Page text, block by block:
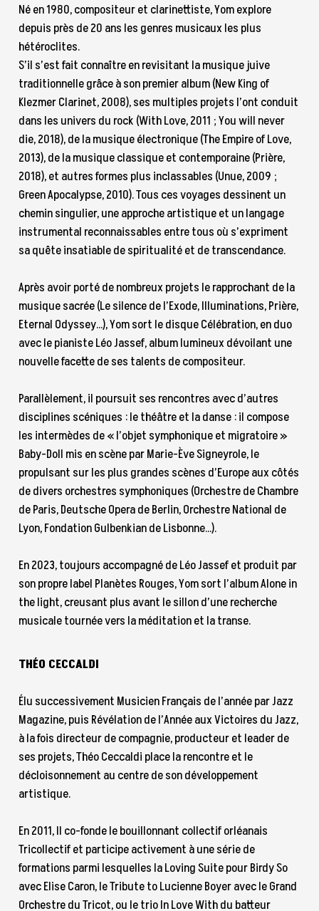
Né en 1980, compositeur et clarinettiste, Yom explore
depuis près de 20 ans les genres musicaux les plus
hétéroclites.
S’il s’est fait connaître en revisitant la musique juive
traditionnelle grâce à son premier album (New King of
Klezmer Clarinet, 2008), ses multiples projets l’ont conduit
dans les univers du rock (With Love, 2011 ; You will never
die, 2018), de la musique électronique (The Empire of Love,
2013), de la musique classique et contemporaine (Prière,
2018), et autres formes plus inclassables (Unue, 2009 ;
Green Apocalypse, 2010). Tous ces voyages dessinent un
chemin singulier, une approche artistique et un langage
instrumental reconnaissables entre tous où s’expriment
sa quête insatiable de spiritualité et de transcendance.
Après avoir porté de nombreux projets le rapprochant de la
musique sacrée (Le silence de l’Exode, Illuminations, Prière,
Eternal Odyssey...), Yom sort le disque Célébration, en duo
avec le pianiste Léo Jassef, album lumineux dévoilant une
nouvelle facette de ses talents de compositeur.
Parallèlement, il poursuit ses rencontres avec d’autres
disciplines scéniques : le théâtre et la danse : il compose
les intermèdes de « l’objet symphonique et migratoire »
Baby-Doll mis en scène par Marie-Ève Signeyrole, le
propulsant sur les plus grandes scènes d’Europe aux côtés
de divers orchestres symphoniques (Orchestre de Chambre
de Paris, Deutsche Opera de Berlin, Orchestre National de
Lyon, Fondation Gulbenkian de Lisbonne...).
En 2023, toujours accompagné de Léo Jassef et produit par
son propre label Planètes Rouges, Yom sort l’album Alone in
the light, creusant plus avant le sillon d’une recherche
musicale tournée vers la méditation et la transe.
THÉO CECCALDI
Élu successivement Musicien Français de l’année par Jazz
Magazine, puis Révélation de l’Année aux Victoires du Jazz,
à la fois directeur de compagnie, producteur et leader de
ses projets, Théo Ceccaldi place la rencontre et le
décloisonnement au centre de son développement
artistique.
En 2011, Il co-fonde le bouillonnant collectif orléanais
Tricollectif et participe activement à une série de
formations parmi lesquelles la Loving Suite pour Birdy So
avec Elise Caron, le Tribute to Lucienne Boyer avec le Grand
Orchestre du Tricot, ou le trio In Love With du batteur